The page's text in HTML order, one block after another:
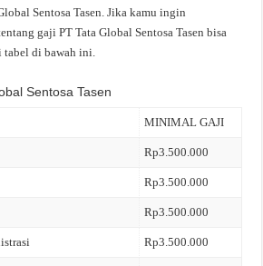
Sentosa Tasen. Jika kamu ingin
gaji PT Tata Global Sentosa Tasen bisa
tabel di bawah ini.
Sentosa Tasen
MINIMAL GAJI
Rp3.500.000
Rp3.500.000
Rp3.500.000
Rp3.500.000